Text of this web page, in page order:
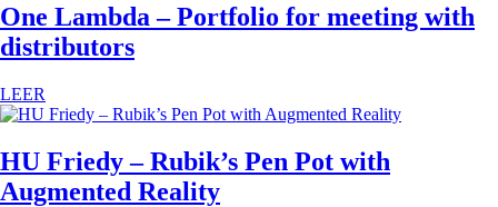
One Lambda – Portfolio for meeting with
distributors
LEER
HU Friedy – Rubik’s Pen Pot with
Augmented Reality